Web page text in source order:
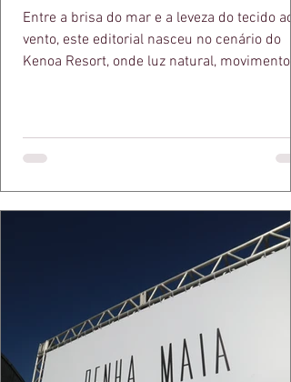
Entre a brisa do mar e a leveza do tecido ao
vento, este editorial nasceu no cenário do
Kenoa Resort, onde luz natural, movimento e
bolsa da Malu Pires, em uma composição
algo de intemporal em vestir o vento e
que ele conduza a cena. Cada dobra do
cada reflexo dourado da luz sobre a pe